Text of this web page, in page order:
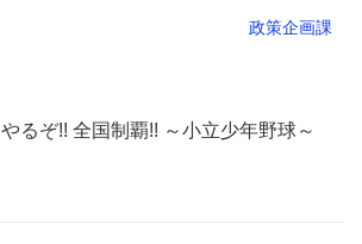
政策企画課
やるぞ!! 全国制覇!! ～小立少年野球～